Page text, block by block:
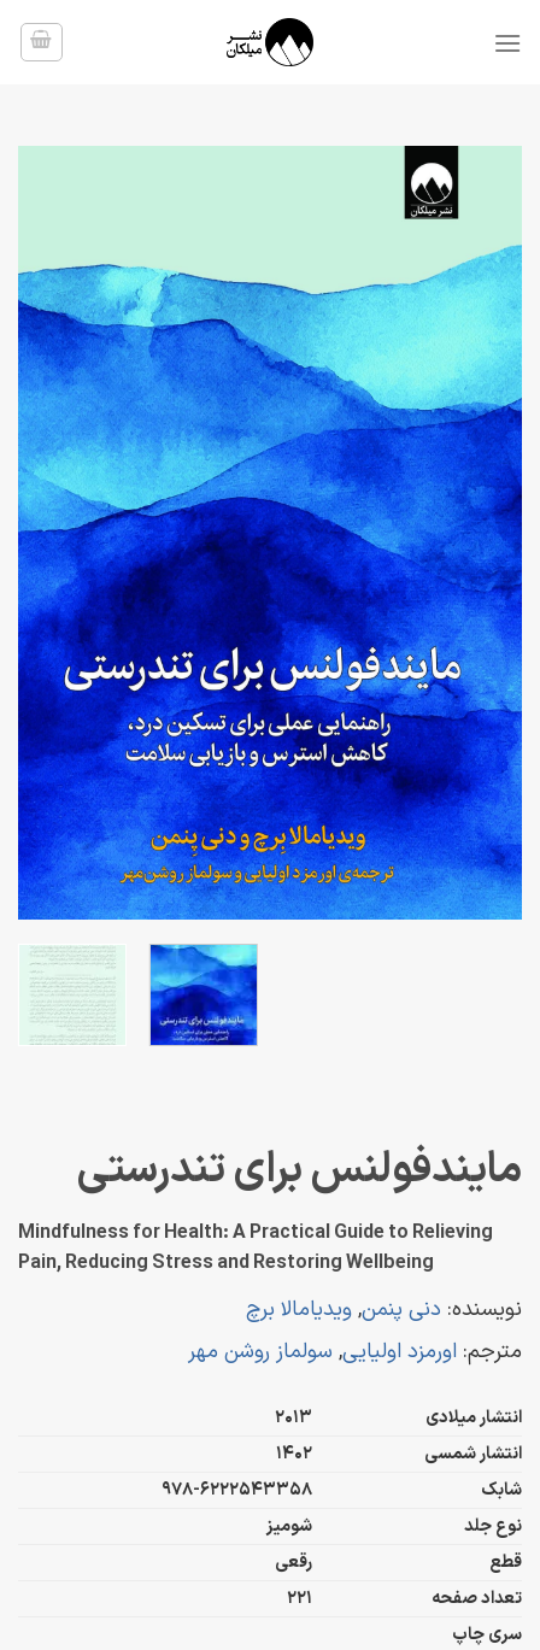
مایندفولنس برای تندرستی
Mindfulness for Health: A Practical Guide to Relieving
Pain, Reducing Stress and Restoring Wellbeing
نویسنده: دنی پنمن,ویدیامالا برچ
مترجم: اورمزد اولیایی, سولماز روشن مهر
انتشار میلادی
2013
انتشار شمسی
1402
شابک
978-6222543358
نوع جلد
شومیز
قطع
رقعی
تعداد صفحه
221
سری چاپ